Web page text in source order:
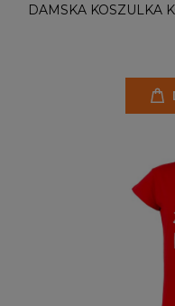
DAMSKA KOSZULKA